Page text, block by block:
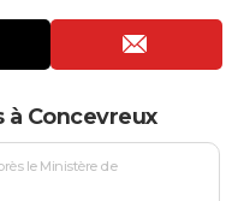
Concevreux
le Ministère de